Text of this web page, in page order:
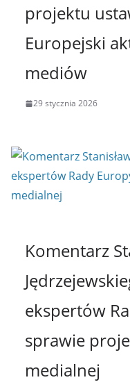
projektu
Europejski
mediów
29 stycznia 2026
Komentarz
ekspertów
sprawie
medialnej